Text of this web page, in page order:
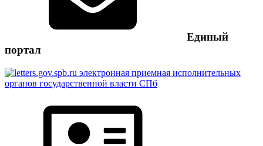
Единый
портал